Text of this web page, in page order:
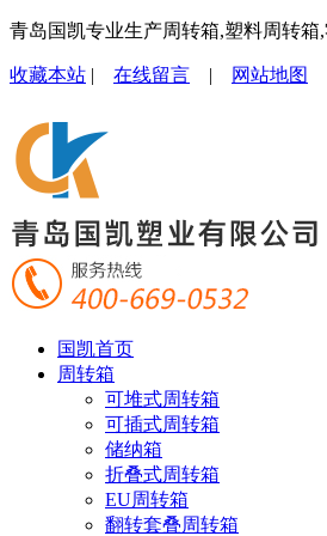
青岛国凯专业生产周转箱,塑料周转
收藏本站 | 在线留言 | 网站地图
国凯首页
周转箱
可堆式周转箱
可插式周转箱
储纳箱
折叠式周转箱
EU周转箱
翻转套叠周转箱